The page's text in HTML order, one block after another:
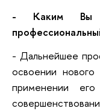
- Каким Вы
- Дальнейшее
освоении нового
применении